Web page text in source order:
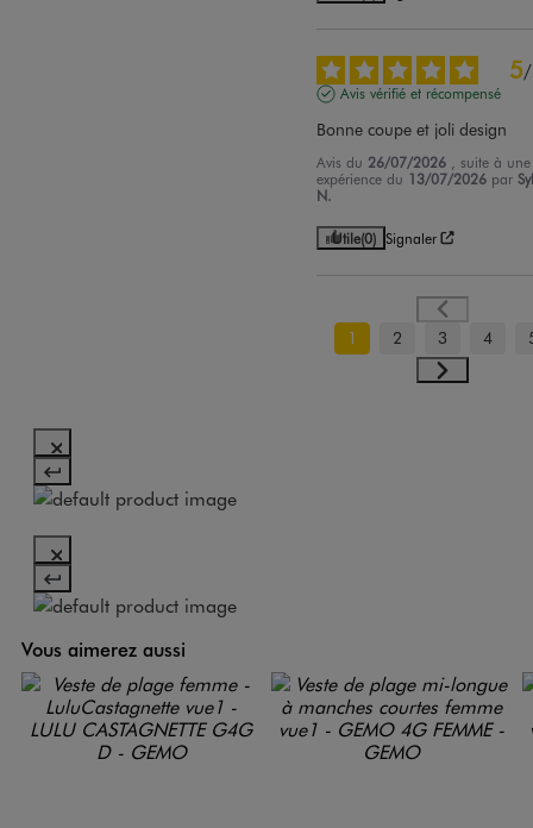
5/
Avis vérifié et récompensé
Bonne coupe et joli design
Avis du 26/07/2026
, suite à une
expérience du 13/07/2026 par
N.
Utile(0) Signaler
1 2 3 4
Vous aimerez aussi